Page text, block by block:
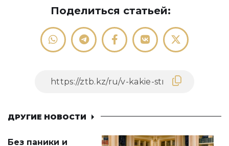
Поделиться статьей:
ДРУГИЕ НОВОСТИ
Без паники и